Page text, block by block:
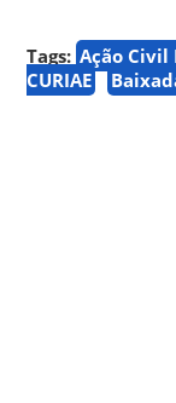
Tags: Ação Civil
CURIAE